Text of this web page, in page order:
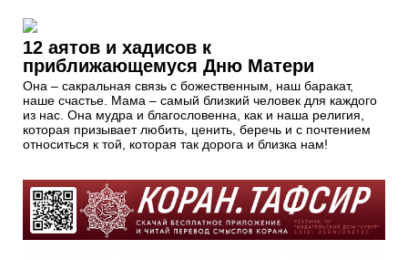
12 аятов и хадисов к
приближающемуся Дню Матери
Она – сакральная связь с божественным, наш баракат,
наше счастье. Мама – самый близкий человек для каждого
из нас. Она мудра и благословенна, как и наша религия,
которая призывает любить, ценить, беречь и с почтением
относиться к той, которая так дорога и близка нам!